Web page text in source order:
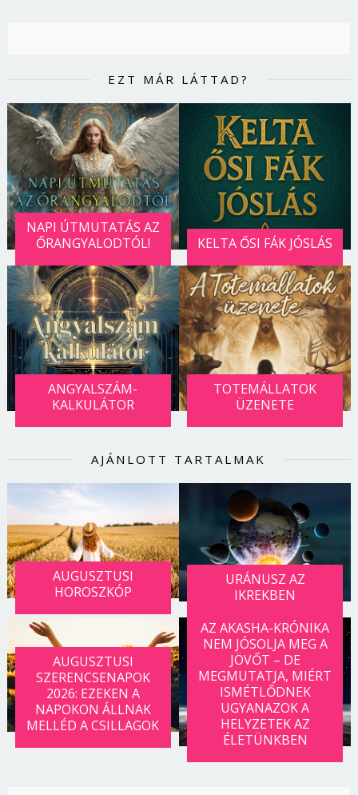
EZT MÁR LÁTTAD?
NAPI ÚTMUTATÁS AZ
ŐRANGYALODTÓL!
KELTA ŐSI FÁK JÓSLÁS
ANGYALSZÁM-
KALKULÁTOR
TOTEMÁLLATOK
ÜZENETE
AJÁNLOTT TARTALMAK
AUGUSZTUSI
HOROSZKÓP
URÁNUSZ AZ
IKREKBEN
AUGUSZTUSI
SZERENCSENAPOK
2026: EZEKEN A
NAPOKON ÁLLNAK
MELLÉD A CSILLAGOK
AZ AKASHA-KRÓNIKA
NEM JÓSOLJA MEG A
JÖVŐT – DE
MEGMUTATJA, MIÉRT
ISMÉTLŐDNEK
UGYANAZOK A
HELYZETEK AZ
ÉLETÜNKBEN